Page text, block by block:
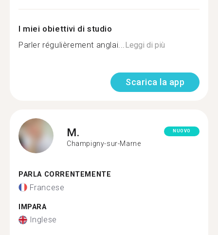
I miei obiettivi di studio
Parler régulièrement anglai...Leggi di più
Scarica la app
M.
Champigny-sur-Marne
NUOVO
PARLA CORRENTEMENTE
Francese
IMPARA
Inglese